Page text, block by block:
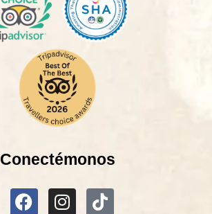
Conectémonos